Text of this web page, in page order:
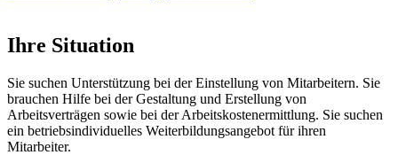
Ihre Situation
Sie suchen Unterstützung bei der Einstellung von Mitarbeitern. Sie
brauchen Hilfe bei der Gestaltung und Erstellung von
Arbeitsverträgen sowie bei der Arbeitskostenermittlung. Sie suchen
ein betriebsindividuelles Weiterbildungsangebot für ihren
Mitarbeiter.